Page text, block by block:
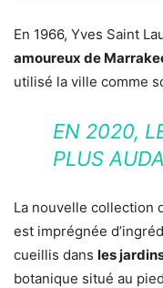
En 1966, Yves Saint
amoureux de
utilisé la ville comme
EN 2020,
PLUS
La nouvelle collection
est imprégnée
cueillis dans les
botanique situé au